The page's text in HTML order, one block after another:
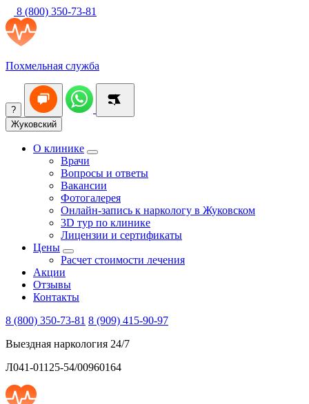
8 (800) 350-73-81
Похмельная служба
?
Жуковский
О клинике
Врачи
Вопросы и ответы
Вакансии
Фотогалерея
Онлайн-запись к наркологу в Жуковском
3D тур по клинике
Лицензии и сертификаты
Цены
Расчет стоимости лечения
Акции
Отзывы
Контакты
8 (800) 350-73-81 8 (909) 415-90-97
Выездная наркология 24/7
Л041-01125-54/00960164